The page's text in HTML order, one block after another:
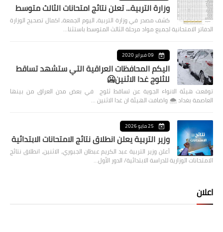
وزارة التربية... تعلن نتائج امتحانات الثالث متوسط
كشف مصدر في وزارة التربية، اليوم الجمعة، اكمال تصحيح الوزارة
الدفاتر الامتحانية لجميع مواد مرحلة الثالث المتوسط باستثنا…
09 فبراير 2020
اليكم المحافظات العراقية التي ستشهد تساقط
للثلوج غدا الاثنين🥶
توقعت هيئة الانواء الجوية عن تساقط ثلوج في بعض مدن العراق من بينها
العاصمة بغداد ⁦🌨️⁩ واضافت الهيئة ان غدا الاثنين …
25 مايو 2026
وزير التربية يعلن انطلاق نتائج الامتحانات الابتدائية
أعلن وزير التربية عبد الكريم عبطان الجبوري، الاثنين، انطلاق نتائج
الامتحانات الوزارية للدراسة الابتدائية/ الدور الأول…
اعلان